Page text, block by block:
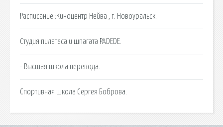
Расписание :Киноцентр Нейва , г. Новоуральск.
Студия пилатеса и шпагата PADEDE.
- Высшая школа перевода.
Спортивная школа Сергея Боброва.